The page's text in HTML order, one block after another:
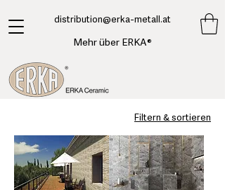
​distribution@erka-metall.at
Mehr über ERKA®
Filtern & sortieren